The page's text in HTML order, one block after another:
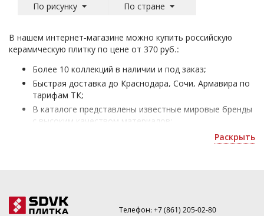
По рисунку
По стране
В нашем интернет-магазине можно купить российскую
керамическую плитку по цене от 370 руб.:
Более 10 коллекций в наличии и под заказ;
Быстрая доставка до Краснодара, Сочи, Армавира по
тарифам ТК;
В каталоге представлены известные мировые бренды
с высоким качеством материалов;
Раскрыть
Телефон:+7 (861) 205-02-80